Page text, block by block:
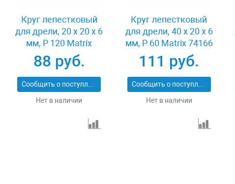
Круг лепестковый
для дрели, 20 х 20 х 6
мм, P 120 Matrix
74104
88 руб.
Сообщить о поступлении
Нет в наличии
Круг лепестковый
для дрели, 40 х 20 х 6
мм, P 60 Matrix 74166
111 руб.
Сообщить о поступлении
Нет в наличии